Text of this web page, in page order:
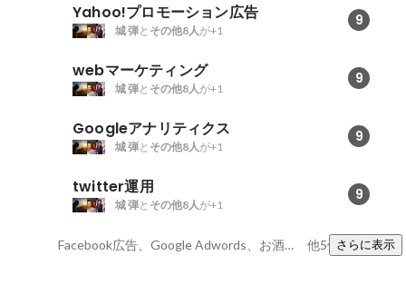
Yahoo!プロモーション広告 9
城 弾と その他8人 が+1
webマーケティング 9
城 弾と その他8人 が+1
Googleアナリティクス 9
城 弾と その他8人 が+1
twitter運用 9
城 弾と その他8人 が+1
Facebook広告、Google Adwords、お酒好き 他5件さらに表示